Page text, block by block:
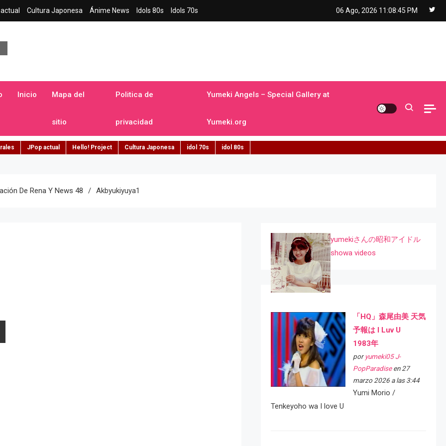
Cultura Japonesa Ánime News Idols 80s Idols 70s 06 Ago, 2026 11:08:46 PM
Inicio Mapa del
sitio
Politica de
privacidad
Yumeki Angels – Special Gallery at
Yumeki.org
JPop actual Hello! Project Cultura Japonesa idol 70s idol 80s
De Rena Y News 48 Akbyukiyuya1
yumekiさんの昭和アイドル
showa videos
「HQ」森尾由美 天気
予報は I Luv U
1983年
por yumeki05 J-
PopParadiseen 27
marzo 2026 a las 3:44
Yumi Morio /
Tenkeyoho wa I love U